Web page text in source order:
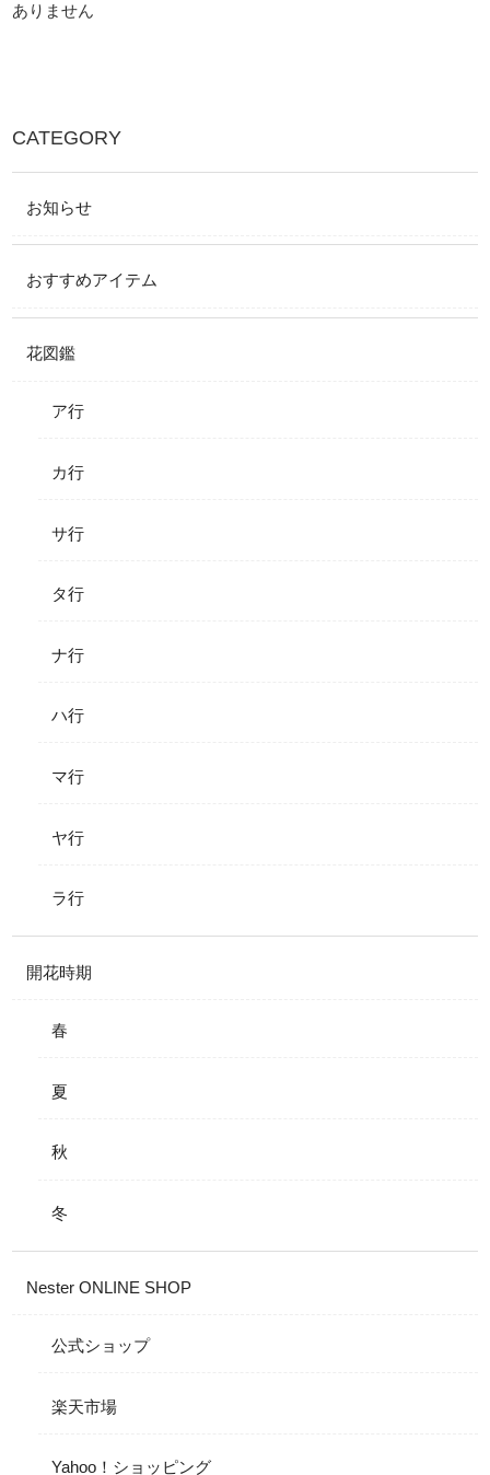
ありません
CATEGORY
お知らせ
おすすめアイテム
花図鑑
ア行
カ行
サ行
タ行
ナ行
ハ行
マ行
ヤ行
ラ行
開花時期
春
夏
秋
冬
Nester ONLINE SHOP
公式ショップ
楽天市場
Yahoo！ショッピング